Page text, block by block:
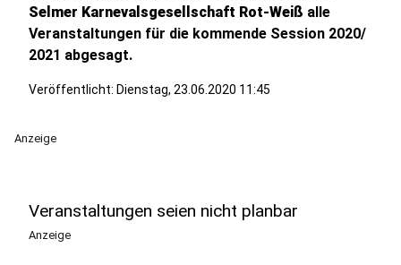
Selmer Karnevalsgesellschaft Rot-Weiß alle
Veranstaltungen für die kommende Session 2020/
2021 abgesagt.
Veröffentlicht: Dienstag, 23.06.2020 11:45
Anzeige
Veranstaltungen seien nicht planbar
Anzeige